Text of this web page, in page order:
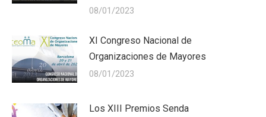
08/01/2023
XI Congreso Nacional de
Organizaciones de Mayores
08/01/2023
Los XIII Premios Senda